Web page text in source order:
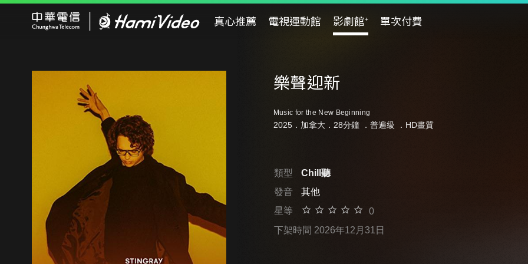
真心推薦 電視運動館 影劇館⁺ 單次付費
樂聲迎新
Music for the New Beginning
2025．加拿大．28分鐘 ． 普遍級 ．HD畫質
類型
Chill聽
發音
其他
星等
0
下架時間 2026年12月31日